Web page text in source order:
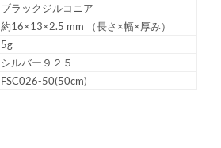
ブラックジルコニア
約16×13×2.5 mm （長さ×幅×厚み）
5g
シルバー９２５
FSC026-50(50cm)